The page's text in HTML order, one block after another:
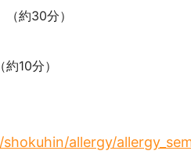
約30分）
10分）
allergy/